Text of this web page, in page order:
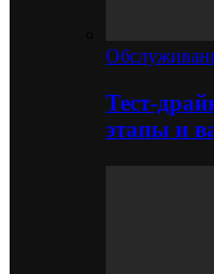
Тест-
этапы и